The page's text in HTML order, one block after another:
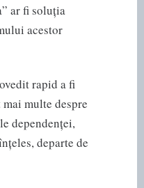
ar fi soluția
acestor
rapid a fi
multe despre
dependenței,
departe de